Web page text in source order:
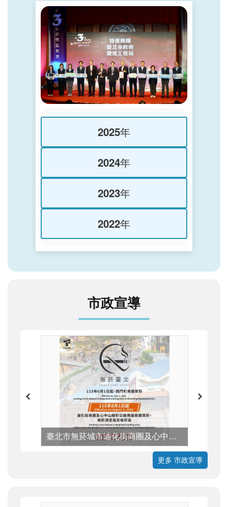
2025年
2024年
2023年
2022年
市政宣導
臺北市無菸城市迪化街商圈及心中山線形公園周邊商圈禁菸宣導
更多 市政宣導